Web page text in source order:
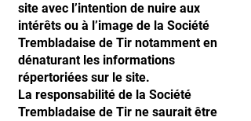
site avec l’intention de nuire aux
intérêts ou à l’image de la Société
Trembladaise de Tir notamment en
dénaturant les informations
répertoriées sur le site.
La responsabilité de la Société
Trembladaise de Tir ne saurait être